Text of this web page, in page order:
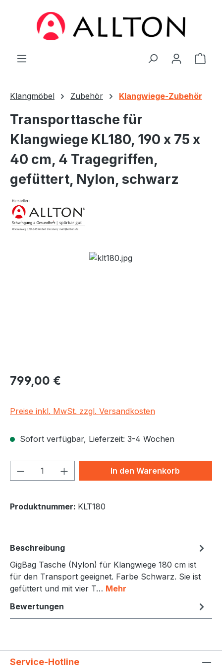
Zum Hauptinhalt springen
Klangmöbel Zubehör Klangwiege-Zubehör
Transporttasche für
Klangwiege KL180, 190 x 75 x
40 cm, 4 Tragegriffen,
gefüttert, Nylon, schwarz
Bildergalerie überspringen
Regulärer Preis:
799,00 €
Preise inkl. MwSt. zzgl. Versandkosten
Sofort verfügbar, Lieferzeit: 3-4 Wochen
Produkt Anzahl: Gib denIn den Warenkorb
Produktnummer: KLT180
Beschreibung
GigBag Tasche (Nylon) für Klangwiege 180 cm ist
für den Transport geeignet. Farbe Schwarz. Sie ist
gefüttert und mit vier T… Mehr
Bewertungen
Service-Hotline